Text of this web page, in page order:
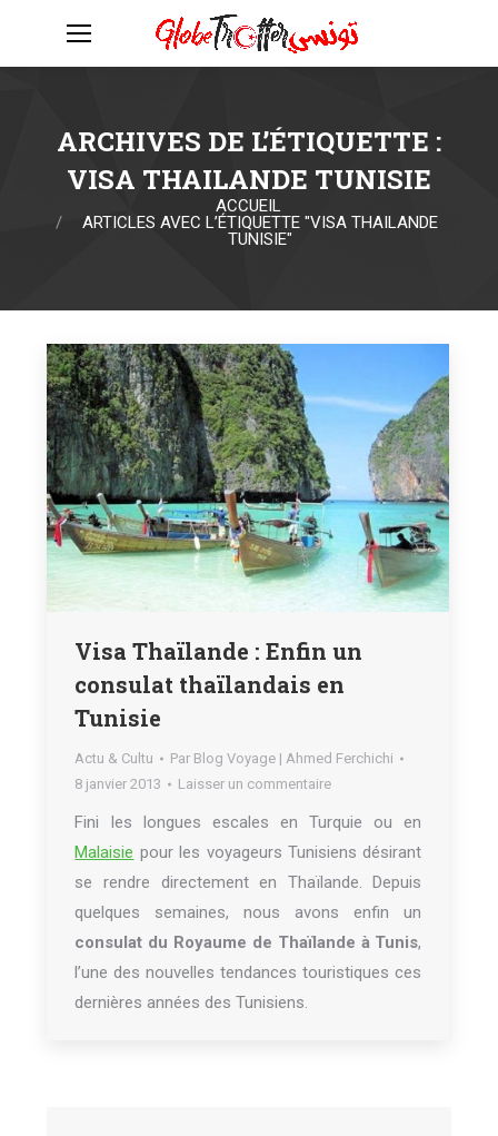
ARCHIVES DE L’ÉTIQUETTE :
VISA THAILANDE TUNISIE
Vous êtes ici :
ACCUEIL
ARTICLES AVEC L’ÉTIQUETTE "VISA THAILANDE
TUNISIE"
Visa Thaïlande : Enfin un
consulat thaïlandais en
Tunisie
Actu & Cultu Par Blog Voyage | Ahmed Ferchichi
8 janvier 2013
Laisser un commentaire
Fini les longues escales en Turquie ou en
Malaisie pour les voyageurs Tunisiens désirant
se rendre directement en Thaïlande. Depuis
quelques semaines, nous avons enfin un
consulat du Royaume de Thaïlande à Tunis,
l’une des nouvelles tendances touristiques ces
dernières années des Tunisiens.